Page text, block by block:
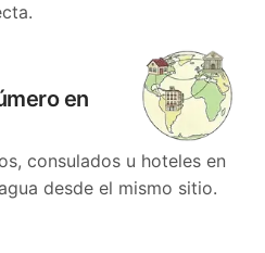
en
consulados u hoteles en
desde el mismo sitio.